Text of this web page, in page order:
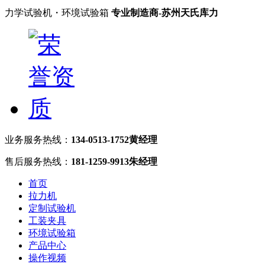
力学试验机・环境试验箱 专业制造商-苏州天氏库力
业务服务热线： 134-0513-1752黄经理
售后服务热线： 181-1259-9913朱经理
首页
拉力机
定制试验机
工装夹具
环境试验箱
产品中心
操作视频